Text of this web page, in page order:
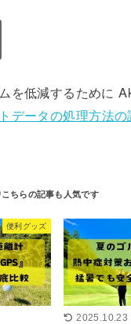
を低減するために
データの処理方法
便利グッズ
2025.10.23